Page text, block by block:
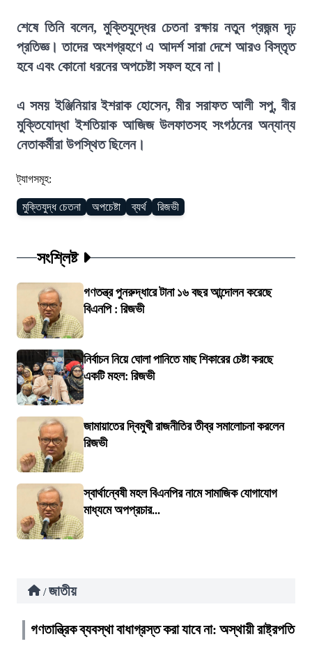
শেষে তিনি বলেন, মুক্তিযুদ্ধের চেতনা রক্ষায় নতুন প্রজন্ম দৃঢ়
প্রতিজ্ঞ। তাদের অংশগ্রহণে এ আদর্শ সারা দেশে আরও বিস্তৃত
হবে এবং কোনো ধরনের অপচেষ্টা সফল হবে না।
এ সময় ইঞ্জিনিয়ার ইশরাক হোসেন, মীর সরাফত আলী সপু, বীর
মুক্তিযোদ্ধা ইশতিয়াক আজিজ উলফাতসহ সংগঠনের অন্যান্য
নেতাকর্মীরা উপস্থিত ছিলেন।
ট্যাগসমূহ:
মুক্তিযুদ্ধ চেতনা অপচেষ্টা ব্যর্থ রিজভী
সংশ্লিষ্ট
গণতন্ত্র পুনরুদ্ধারে টানা ১৬ বছর আন্দোলন করেছে
বিএনপি : রিজভী
নির্বাচন নিয়ে ঘোলা পানিতে মাছ শিকারের চেষ্টা করছে
একটি মহল: রিজভী
জামায়াতের দ্বিমুখী রাজনীতির তীব্র সমালোচনা করলেন
রিজভী
স্বার্থান্বেষী মহল বিএনপির নামে সামাজিক যোগাযোগ
মাধ্যমে অপপ্রচার...
/ জাতীয়
গণতান্ত্রিক ব্যবস্থা বাধাগ্রস্ত করা যাবে না: অস্থায়ী রাষ্ট্রপতি